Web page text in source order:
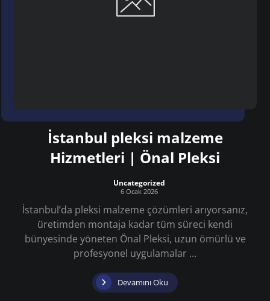
İstanbul pleksi malzeme
Hizmetleri | Önal Pleksi
Uncategorized
6 Ocak 2026
İstanbul’da pleksi malzeme çözümleri arıyorsanız,
üretimden montaja kadar tüm süreci kendi
bünyesinde yöneten Önal Pleksi, uzun ömürlü ve
profesyonel uygulamalar ...
Devamını Oku